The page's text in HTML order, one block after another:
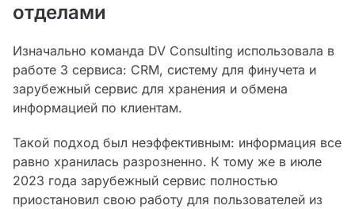
отделами
Изначально команда DV Consulting использовала в
работе 3 сервиса: CRM, систему для финучета и
зарубежный сервис для хранения и обмена
информацией по клиентам.
Такой подход был неэффективным: информация все
равно хранилась разрозненно. К тому же в июле
2023 года зарубежный сервис полностью
приостановил свою работу для пользователей из